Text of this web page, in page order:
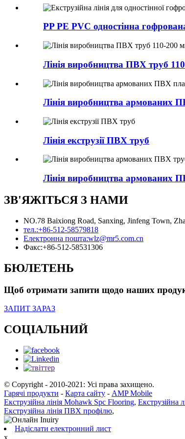
PP PE PVC одностінна
Лінія виробництва ПВХ труб
Лінія виробництва армованих
Лінія екструзії ПВХ труб
Лінія виробництва армованих
ЗВ'ЯЖІТЬСЯ З НАМИ
NO.78 Baixiong Road, Sanxing, Jinfeng Town,
тел.:+86-512-58579818
Електронна пошта:wlz@mr5.com.cn
Факс:+86-512-58531306
БЮЛЕТЕНЬ
Щоб отримати запити щодо наших
ЗАПИТ ЗАРАЗ
СОЦІАЛЬНИЙ
© Copyright - 2010-2021: Усі права захищено.
Гарячі продукти - Карта сайту - AMP Mobile
Екструзійна лінія Mohawk Spc Flooring, Екструзійна
Екструзійна лінія ПВХ профілю,
Надіслати електронний лист